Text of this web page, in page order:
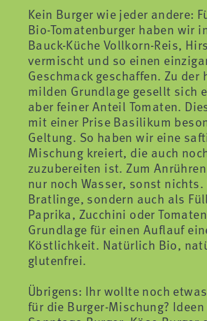
Kein Burger wie jeder andere:
Bio-Tomatenburger haben wir
Bauck-Küche Vollkorn-Reis,
vermischt und so einen
Geschmack geschaffen. Zu der
milden Grundlage gesellt sich
aber feiner Anteil Tomaten.
mit einer Prise Basilikum
Geltung. So haben wir eine
Mischung kreiert, die auch
zuzubereiten ist. Zum
nur noch Wasser, sonst
Bratlinge, sondern auch als
Paprika, Zucchini oder
Grundlage für einen Auflauf
Köstlichkeit. Natürlich Bio,
glutenfrei.
Übrigens: Ihr wollte noch
für die Burger-Mischung?